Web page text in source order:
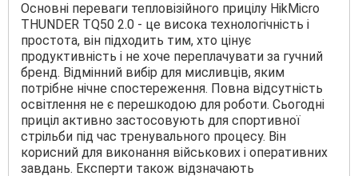
Основні переваги тепловізійного прицілу HikMicro
THUNDER TQ50 2.0 - це висока технологічність і
простота, він підходить тим, хто цінує
продуктивність і не хоче переплачувати за гучний
бренд. Відмінний вибір для мисливців, яким
потрібне нічне спостереження. Повна відсутність
освітлення не є перешкодою для роботи. Сьогодні
приціл активно застосовують для спортивної
стрільби під час тренувального процесу. Він
корисний для виконання військових і оперативних
завдань. Експерти також відзначають